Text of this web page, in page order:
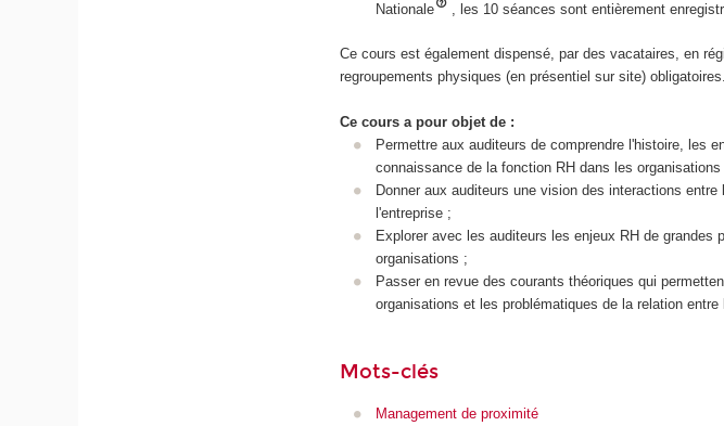
Nationale
, les 10 séances sont entièrement
Ce cours est également dispensé, par des vacataires, en
regroupements physiques (en présentiel sur site) obligatoires.
Ce cours a pour objet de :
Permettre aux auditeurs de comprendre l'histoire, les
connaissance de la fonction RH dans les organisations
Donner aux auditeurs une vision des interactions
l'entreprise ;
Explorer avec les auditeurs les enjeux RH de grandes
organisations ;
Passer en revue des courants théoriques qui
organisations et les problématiques de la relation
Mots-clés
Management de proximité